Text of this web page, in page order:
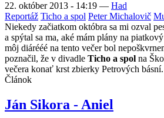
22. október 2013 - 14:19 — Had
Reportáž Ticho a spol Peter Michalovič
Niekedy začiatkom októbra sa mi ozval
a spýtal sa ma, aké mám plány na
môj diárééé na tento večer bol
poznačil, že v divadle Ticho a spol na
večera konať krst zbierky Petrových básní.
Článok
Ján Sikora - Aniel